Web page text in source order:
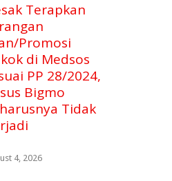
Terapkan
Promosi
di Medsos
PP 28/2024,
Bigmo
Tidak
4, 2026